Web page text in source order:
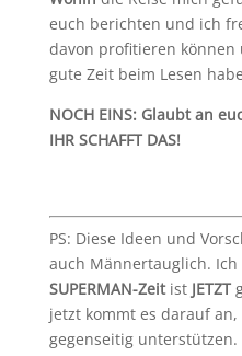
euch berichten und ich
davon profitieren
gute Zeit beim Lesen
NOCH EINS: Glaubt an
IHR SCHAFFT DAS!
PS: Diese Ideen und
auch Männertauglich.
SUPERMAN-Zeitist JETZT
jetzt kommt es darauf
gegenseitig